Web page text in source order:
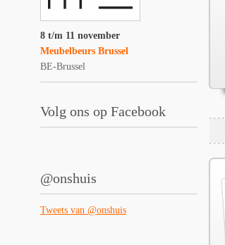
8 t/m 11 november
Meubelbeurs Brussel
BE-Brussel
Volg ons op Facebook
@onshuis
Tweets van @onshuis